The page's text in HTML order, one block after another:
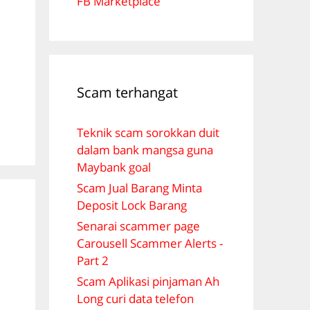
Scam terhangat
Teknik scam sorokkan duit
dalam bank mangsa guna
Maybank goal
Scam Jual Barang Minta
Deposit Lock Barang
Senarai scammer page
Carousell Scammer Alerts -
Part 2
Scam Aplikasi pinjaman Ah
Long curi data telefon